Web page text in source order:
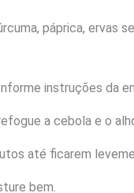
páprica, ervas
instruções da
a cebola e o
até ficarem
bem.